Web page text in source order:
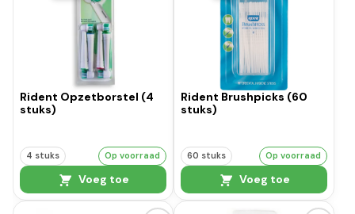
Rident Opzetborstel (4
stuks)
4 stuks Op voorraad
Voeg toe
Rident Brushpicks (60
stuks)
60 stuks Op voorraad
Voeg toe